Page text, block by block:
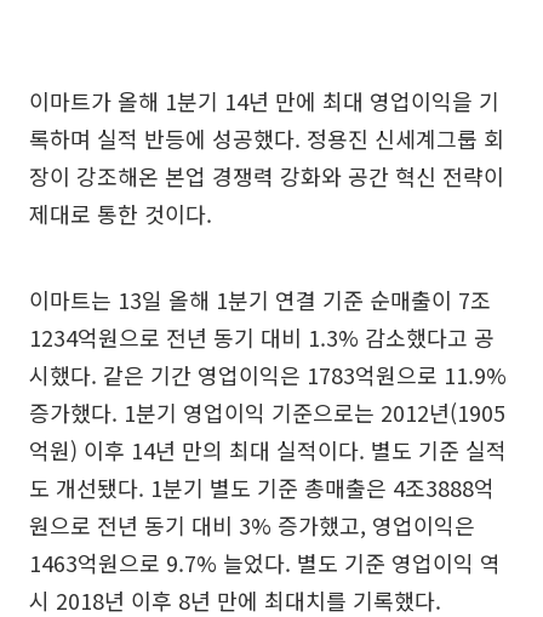
이마트가 올해 1분기 14년 만에 최대 영업이익을 기
록하며 실적 반등에 성공했다. 정용진 신세계그룹 회
장이 강조해온 본업 경쟁력 강화와 공간 혁신 전략이
제대로 통한 것이다.
이마트는 13일 올해 1분기 연결 기준 순매출이 7조
1234억원으로 전년 동기 대비 1.3% 감소했다고 공
시했다. 같은 기간 영업이익은 1783억원으로 11.9%
증가했다. 1분기 영업이익 기준으로는 2012년(1905
억원) 이후 14년 만의 최대 실적이다. 별도 기준 실적
도 개선됐다. 1분기 별도 기준 총매출은 4조3888억
원으로 전년 동기 대비 3% 증가했고, 영업이익은
1463억원으로 9.7% 늘었다. 별도 기준 영업이익 역
시 2018년 이후 8년 만에 최대치를 기록했다.